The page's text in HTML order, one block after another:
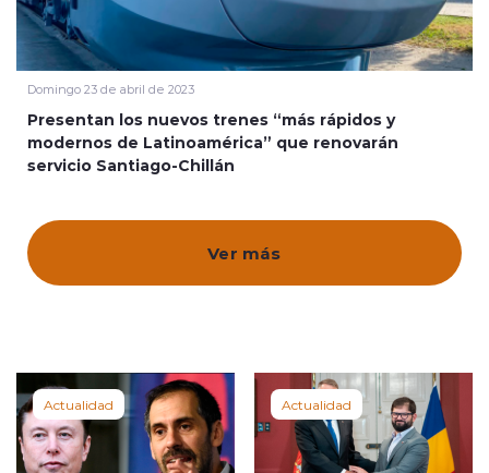
Quienes Somos
Domingo 23 de abril de 2023
Presentan los nuevos trenes “más rápidos y
modernos de Latinoamérica” que renovarán
servicio Santiago-Chillán
Ver más
Actualidad Actualidad